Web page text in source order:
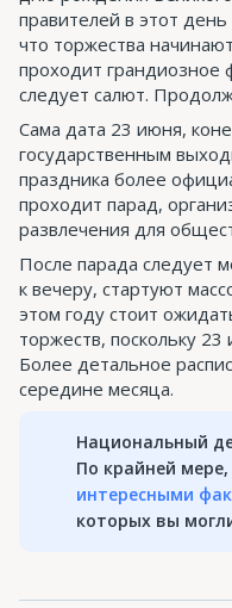
правителей в этот
что торжества
проходит грандиозное
следует салют.
Сама дата 23 июня,
государственным
праздника более
проходит парад,
развлечения для
После парада следует
к вечеру, стартуют
этом году стоит
торжеств, поскольку
Более детальное
середине месяца.
Национальный
По крайней мере,
интересными
которых вы